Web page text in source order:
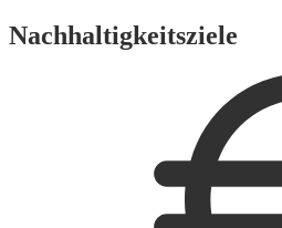
Nachhaltigkeitsziele